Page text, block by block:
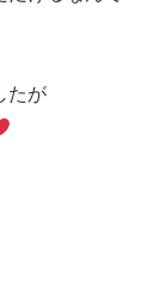
たが